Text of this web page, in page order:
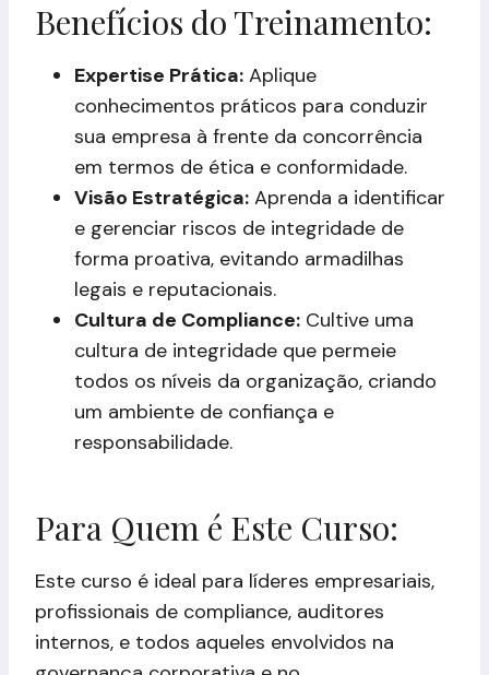
Benefícios do Treinamento:
Expertise Prática: Aplique
conhecimentos práticos para conduzir
sua empresa à frente da concorrência
em termos de ética e conformidade.
Visão Estratégica: Aprenda a identificar
e gerenciar riscos de integridade de
forma proativa, evitando armadilhas
legais e reputacionais.
Cultura de Compliance: Cultive uma
cultura de integridade que permeie
todos os níveis da organização, criando
um ambiente de confiança e
responsabilidade.
Para Quem é Este Curso:
Este curso é ideal para líderes empresariais,
profissionais de compliance, auditores
internos, e todos aqueles envolvidos na